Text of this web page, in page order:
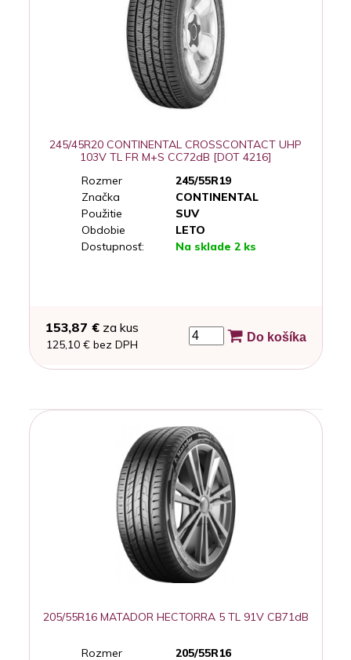
245/45R20 CONTINENTAL CROSSCONTACT UHP
103V TL FR M+S CC72dB [DOT 4216]
Rozmer
245/55R19
Značka
CONTINENTAL
Použitie
SUV
Obdobie
LETO
Dostupnosť:
Na sklade 2 ks
153,87 €za kus
125,10 € bez DPH
Do košíka
205/55R16 MATADOR HECTORRA 5 TL 91V CB71dB
Rozmer
205/55R16